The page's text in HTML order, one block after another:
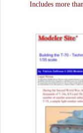
Includes more